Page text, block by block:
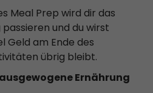
Meal Prep wird dir das
und du wirst
Geld am Ende des
übrig bleibt.
Ernährung